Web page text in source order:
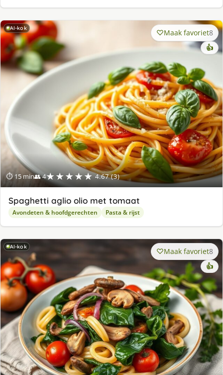
AI-kok
⏱ 15 min👥 4★★★★★ 4.67 (3)
Maak favoriet8
👍
Spaghetti aglio olio met tomaat
Avondeten & hoofdgerechten Pasta & rijst
AI-kok Maak favoriet8
👍